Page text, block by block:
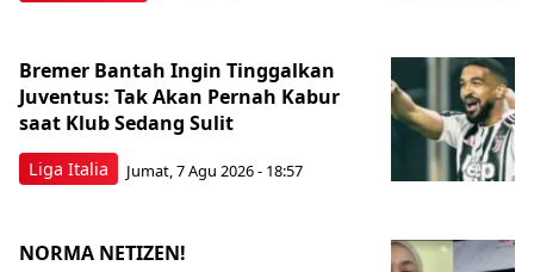
Liga Italia
Bremer Bantah Ingin Tinggalkan
Juventus: Tak Akan Pernah Kabur
saat Klub Sedang Sulit
Jumat, 7 Agu 2026 - 18:57
NORMA NETIZEN!